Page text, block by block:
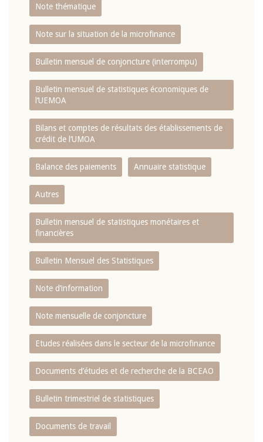
Note thématique
Note sur la situation de la microfinance
Bulletin mensuel de conjoncture (interrompu)
Bulletin mensuel de statistiques économiques de
l‘UEMOA
Bilans et comptes de résultats des établissements de
crédit de l‘UMOA
Balance des paiements Annuaire statistique
Autres
Bulletin mensuel de statistiques monétaires et
financières
Bulletin Mensuel des Statistiques
Note d’information
Note mensuelle de conjoncture
Etudes réalisées dans le secteur de la microfinance
Documents d’études et de recherche de la BCEAO
Bulletin trimestriel de statistiques
Documents de travail